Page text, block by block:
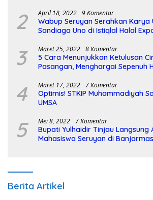
2 April 18, 2022 9 Komentar
Wabup Seruyan Serahkan Karya
Sandiaga Uno di Istiqlal Halal
3 Maret 25, 2022 8 Komentar
5 Cara Menunjukkan Ketulusan
Pasangan, Menghargai Sepenuh
4 Maret 17, 2022 7 Komentar
Optimis! STKIP Muhammadiyah
UMSA
5 Mei 8, 2022 7 Komentar
Bupati Yulhaidir Tinjau Langsung
Mahasiswa Seruyan di
Berita Artikel